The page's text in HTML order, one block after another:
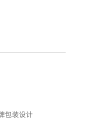
包装设计